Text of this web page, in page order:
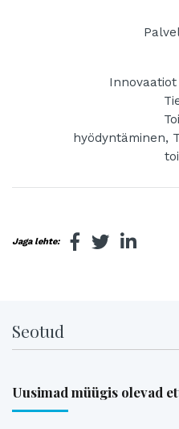
hyödyntäminen,
Jaga lehte:
Seotud
Uusimad müügis olevad